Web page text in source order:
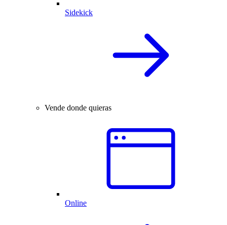
Sidekick
Vende donde quieras
Online